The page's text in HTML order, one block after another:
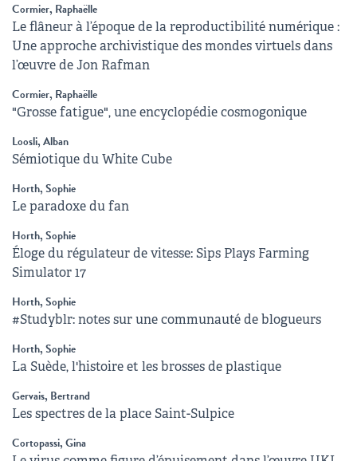
Cormier, Raphaëlle
Le flâneur à l’époque de la reproductibilité numérique :
Une approche archivistique des mondes virtuels dans
l’œuvre de Jon Rafman
Cormier, Raphaëlle
"Grosse fatigue", une encyclopédie cosmogonique
Loosli, Alban
Sémiotique du White Cube
Horth, Sophie
Le paradoxe du fan
Horth, Sophie
Éloge du régulateur de vitesse: Sips Plays Farming
Simulator 17
Horth, Sophie
#Studyblr: notes sur une communauté de blogueurs
Horth, Sophie
La Suède, l'histoire et les brosses de plastique
Gervais, Bertrand
Les spectres de la place Saint-Sulpice
Cortopassi, Gina